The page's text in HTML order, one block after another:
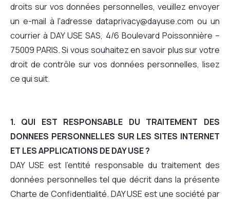
droits sur vos données personnelles, veuillez envoyer
un e-mail à l'adresse dataprivacy@dayuse.com ou un
courrier à DAY USE SAS, 4/6 Boulevard Poissonnière –
75009 PARIS. Si vous souhaitez en savoir plus sur votre
droit de contrôle sur vos données personnelles, lisez
ce qui suit.
1. QUI EST RESPONSABLE DU TRAITEMENT DES
DONNEES PERSONNELLES SUR LES SITES INTERNET
ET LES APPLICATIONS DE DAY USE ?
DAY USE est l’entité responsable du traitement des
données personnelles tel que décrit dans la présente
Charte de Confidentialité. DAY USE est une société par